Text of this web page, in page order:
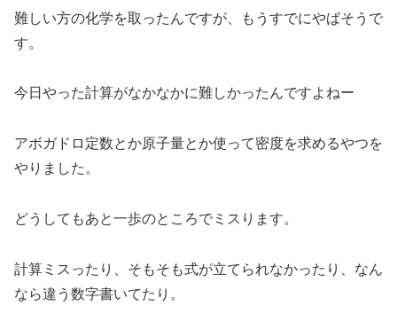
難しい方の化学を取ったんですが、もうすでにやばそうで
す。
今日やった計算がなかなかに難しかったんですよねー
アボガドロ定数とか原子量とか使って密度を求めるやつを
やりました。
どうしてもあと一歩のところでミスります。
計算ミスったり、そもそも式が立てられなかったり、なん
なら違う数字書いてたり。